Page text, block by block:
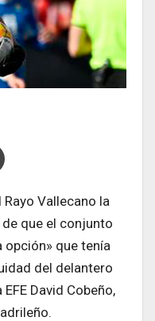
Vallecano la
que el conjunto
opción» que tenía
del delantero
David Cobeño,